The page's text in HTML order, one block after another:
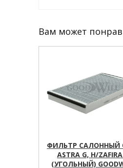
Вам может
ФИЛЬТР САЛОННЫЙ
ASTRA G, H/
(УГОЛЬНЫЙ)